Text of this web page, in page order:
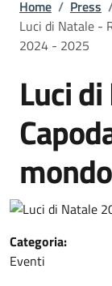
Home / Press
Luci di Natale -
2024 - 2025
Luci
Categoria:
Eventi